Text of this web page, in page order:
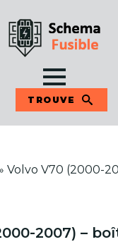
TROUVE
Volvo V70 (2000-
2007) –